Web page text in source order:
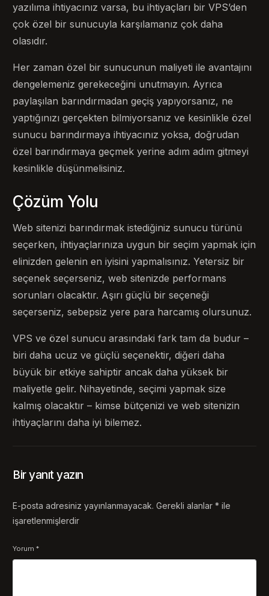
yazılıma ihtiyacınız varsa, bu ihtiyaçları bir VPS’den
çok özel bir sunucuyla karşılamanız çok daha
olasıdır.
Her zaman özel bir sunucunun maliyeti ile avantajını
dengelemeniz gerekeceğini unutmayın. Ayrıca
paylaşılan barındırmadan geçiş yapıyorsanız, ne
yaptığınızı gerçekten bilmiyorsanız ve kesinlikle özel
sunucu barındırmaya ihtiyacınız yoksa, doğrudan
özel barındırmaya geçmek yerine adım adım gitmeyi
kesinlikle düşünmelisiniz.
Çözüm Yolu
Web sitenizi barındırmak istediğiniz sunucu türünü
seçerken, ihtiyaçlarınıza uygun bir seçim yapmak için
elinizden gelenin en iyisini yapmalısınız. Yetersiz bir
seçenek seçerseniz, web sitenizde performans
sorunları olacaktır. Aşırı güçlü bir seçeneği
seçerseniz, sebepsiz yere para harcamış olursunuz.
VPS ve özel sunucu arasındaki fark tam da budur –
biri daha ucuz ve güçlü seçenektir, diğeri daha
büyük bir etkiye sahiptir ancak daha yüksek bir
maliyetle gelir. Nihayetinde, seçimi yapmak size
kalmış olacaktır – kimse bütçenizi ve web sitenizin
ihtiyaçlarını daha iyi bilemez.
Bir yanıt yazın
E-posta adresiniz yayınlanmayacak. Gerekli alanlar* ile
işaretlenmişlerdir
Yorum*